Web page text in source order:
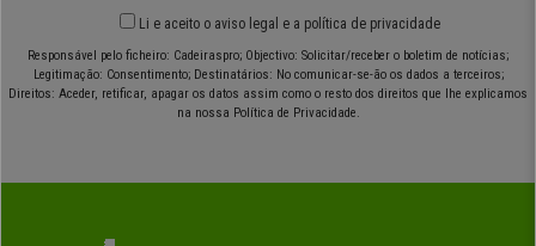
Li e aceito o aviso legal e a política de privacidade
Responsável pelo ficheiro: Cadeiraspro; Objectivo: Solicitar/receber o boletim de notícias;
Legitimação: Consentimento; Destinatários: No comunicar-se-ão os dados a terceiros;
Direitos: Aceder, retificar, apagar os datos assim como o resto dos direitos que lhe explicamos
na nossa Política de Privacidade.